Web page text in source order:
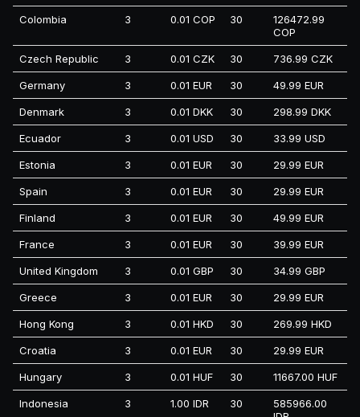
Colombia 3 0.01 COP 30
126472.99
COP
Czech Republic 3 0.01 CZK 30 736.99 CZK
Germany 3 0.01 EUR 30 49.99 EUR
Denmark 3 0.01 DKK 30 298.99 DKK
Ecuador 3 0.01 USD 30 33.99 USD
Estonia 3 0.01 EUR 30 29.99 EUR
Spain 3 0.01 EUR 30 29.99 EUR
Finland 3 0.01 EUR 30 49.99 EUR
France 3 0.01 EUR 30 39.99 EUR
United Kingdom 3 0.01 GBP 30 34.99 GBP
Greece 3 0.01 EUR 30 29.99 EUR
Hong Kong 3 0.01 HKD 30 269.99 HKD
Croatia 3 0.01 EUR 30 29.99 EUR
Hungary 3 0.01 HUF 30 11667.00 HUF
Indonesia 3 1.00 IDR 30
585966.00